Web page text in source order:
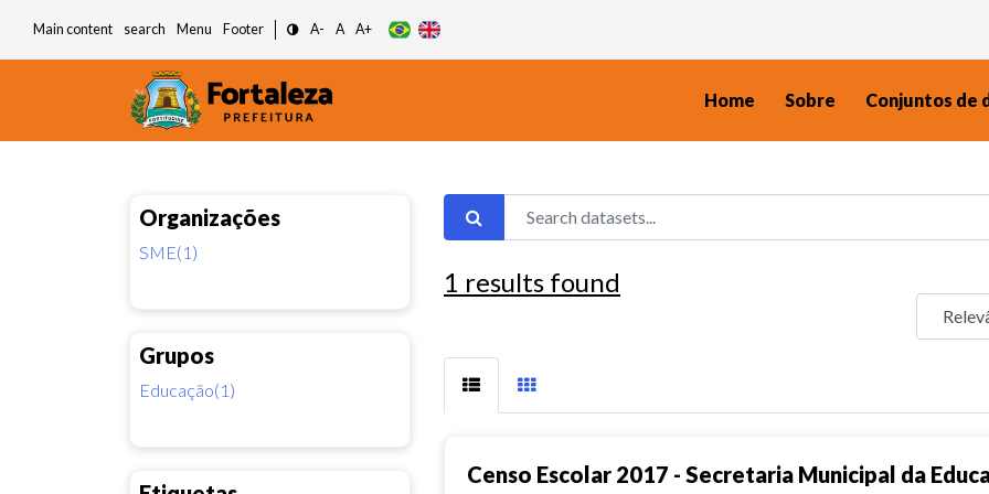
Main content search Menu Footer A- A A+
Home Sobre Conjuntos de
Organizações
SME(1)
Grupos
Educação(1)
1 results found
Censo Escolar 2017 - Secretaria Municipal da